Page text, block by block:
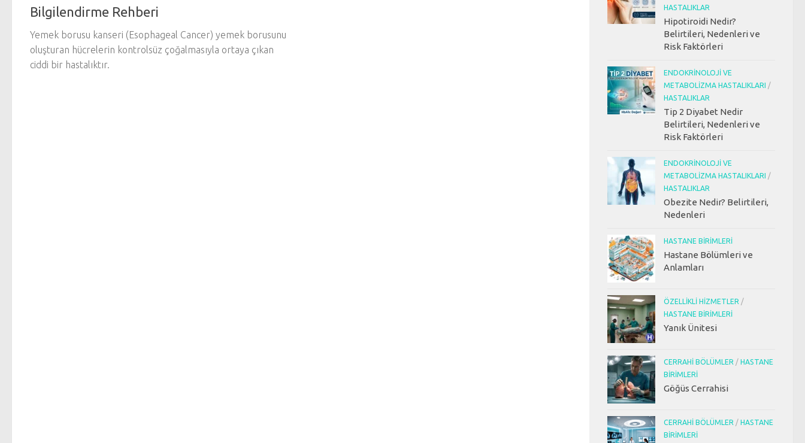
Bilgilendirme Rehberi
Yemek borusu kanseri (Esophageal Cancer) yemek borusunu
oluşturan hücrelerin kontrolsüz çoğalmasıyla ortaya çıkan
ciddi bir hastalıktır.
HASTALIKLAR
Hipotiroidi Nedir?
Belirtileri, Nedenleri ve
Risk Faktörleri
ENDOKRINOLOJI VE
METABOLIZMA HASTALIKLARI /
HASTALIKLAR
Tip 2 Diyabet Nedir
Belirtileri, Nedenleri ve
Risk Faktörleri
ENDOKRINOLOJI VE
METABOLIZMA HASTALIKLARI /
HASTALIKLAR
Obezite Nedir? Belirtileri,
Nedenleri
HASTANE BIRIMLERI
Hastane Bölümleri ve
Anlamları
ÖZELLIKLI HIZMETLER /
HASTANE BIRIMLERI
Yanık Ünitesi
CERRAHI BÖLÜMLER / HASTANE
BIRIMLERI
Göğüs Cerrahisi
CERRAHI BÖLÜMLER / HASTANE
BIRIMLERI